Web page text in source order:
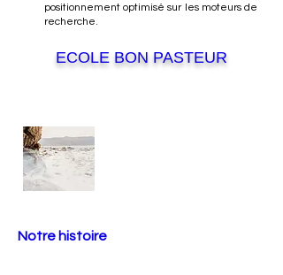
positionnement optimisé sur les moteurs de
recherche.
ECOLE BON PASTEUR
Notre histoire